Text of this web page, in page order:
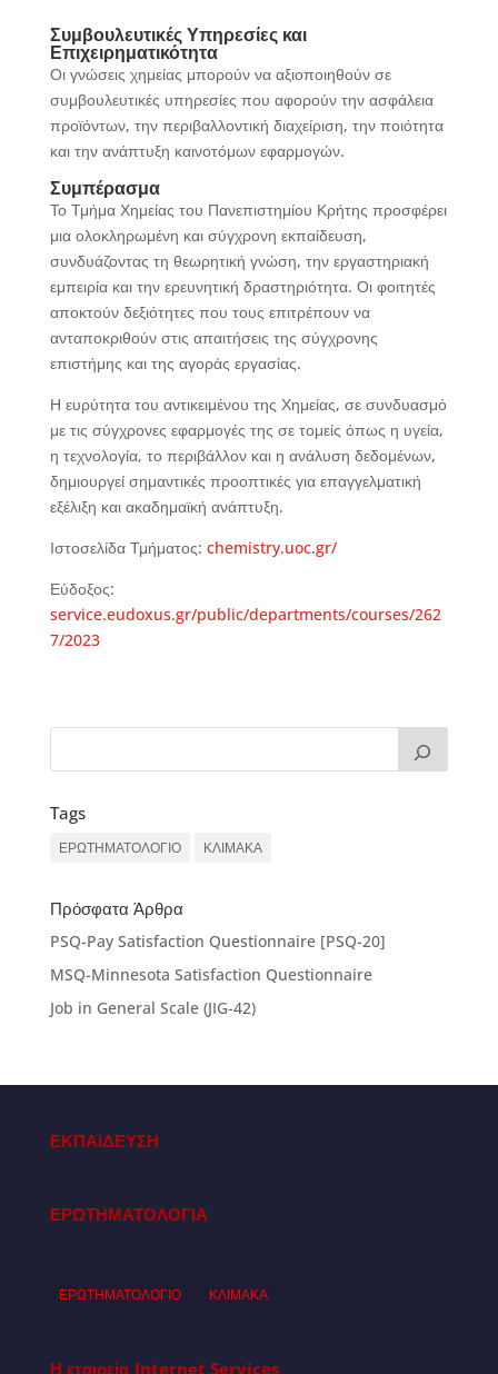
Συμβουλευτικές Υπηρεσίες και
Επιχειρηματικότητα
Οι γνώσεις χημείας μπορούν να αξιοποιηθούν σε
συμβουλευτικές υπηρεσίες που αφορούν την ασφάλεια
προϊόντων, την περιβαλλοντική διαχείριση, την ποιότητα
και την ανάπτυξη καινοτόμων εφαρμογών.
Συμπέρασμα
Το Τμήμα Χημείας του Πανεπιστημίου Κρήτης προσφέρει
μια ολοκληρωμένη και σύγχρονη εκπαίδευση,
συνδυάζοντας τη θεωρητική γνώση, την εργαστηριακή
εμπειρία και την ερευνητική δραστηριότητα. Οι φοιτητές
αποκτούν δεξιότητες που τους επιτρέπουν να
ανταποκριθούν στις απαιτήσεις της σύγχρονης
επιστήμης και της αγοράς εργασίας.
Η ευρύτητα του αντικειμένου της Χημείας, σε συνδυασμό
με τις σύγχρονες εφαρμογές της σε τομείς όπως η υγεία,
η τεχνολογία, το περιβάλλον και η ανάλυση δεδομένων,
δημιουργεί σημαντικές προοπτικές για επαγγελματική
εξέλιξη και ακαδημαϊκή ανάπτυξη.
Ιστοσελίδα Τμήματος: chemistry.uoc.gr/
Εύδοξος:
service.eudoxus.gr/public/departments/courses/262
7/2023
Tags
ΕΡΩΤΗΜΑΤΟΛΟΓΙΟ ΚΛΙΜΑΚΑ
Πρόσφατα Άρθρα
PSQ-Pay Satisfaction Questionnaire [PSQ-20]
MSQ-Minnesota Satisfaction Questionnaire
Job in General Scale (JIG-42)
ΕΚΠΑΙΔΕΥΣΗ
ΕΡΩΤΗΜΑΤΟΛΟΓΙΑ
ΕΡΩΤΗΜΑΤΟΛΟΓΙΟ ΚΛΙΜΑΚΑ
Η εταιρεία Internet Services